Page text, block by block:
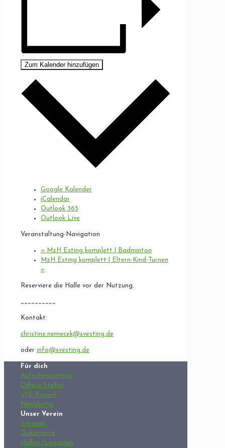
Zum Kalender hinzufügen
Google Kalender
iCalendar
Outlook 365
Outlook Live
Veranstaltung-Navigation
« MzH Esting komplett | Badminton
MzH Esting komplett | Eltern-Kind-Turnen
»
Reserviere die Halle vor der Nutzung.
__________
Kontakt:
christine.nemecek@svesting.de
oder info@svesting.de
Für dich
Aufnahmeantrag
Offene Stellen
SVE Report
Newsletter
Unser Verein
Intranet
Dokumente
Hallen-/Lageplan